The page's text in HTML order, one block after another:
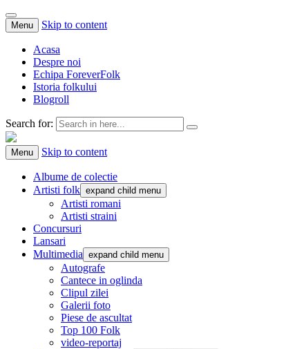
Menu Skip to content
Acasa
Despre noi
Echipa ForeverFolk
Istoria folkului
Blogroll
Search for:
ForeverFolk
Muzica sufletului tau
Menu Skip to content
Albume de colectie
Artisti folk expand child menu
Artisti romani
Artisti straini
Concursuri
Lansari
Multimedia expand child menu
Autografe
Cantece in oglinda
Clipul zilei
Galerii foto
Piese de ascultat
Top 100 Folk
video-reportaj